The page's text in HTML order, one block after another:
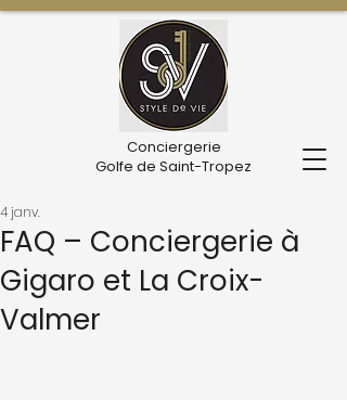
Conciergerie
Golfe de Saint-Tropez
FAQ – Conciergerie à
Gigaro et La Croix-
Valmer
4 janv.